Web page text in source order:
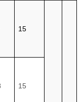
15
15